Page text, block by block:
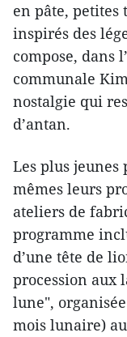
en pâte, petites
inspirés des
compose, dans
communale
nostalgie qui
d’antan.
Les plus jeunes
mêmes leurs
ateliers de
programme
d’une tête de
procession aux
lune",
mois lunaire)